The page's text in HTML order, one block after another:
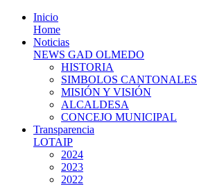
Inicio
Home
Noticias
NEWS GAD OLMEDO
HISTORIA
SIMBOLOS CANTONALES
MISIÓN Y VISIÓN
ALCALDESA
CONCEJO MUNICIPAL
Transparencia
LOTAIP
2024
2023
2022